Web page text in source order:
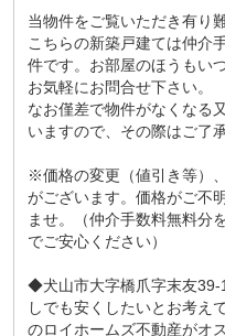
当物件をご覧いただき有り
こちらの新築戸建ては仲介
件です。お部屋のほうもい
お気軽にお問合せ下さい。
なお僅差で物件がなくなる
いますので、その際はご了
※価格の変更（値引き等）
がございます。価格がご不
ませ。（仲介手数料無料分
でご安心ください）
◆犬山市大字橋爪字末友39-
しでも安くしたいとお考
のロイホームズ不動産がオ